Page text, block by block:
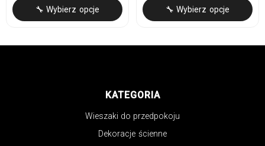
🔧 Wybierz opcje 🔧 Wybierz opcje
KATEGORIA
Wieszaki do przedpokoju
Dekoracje ścienne